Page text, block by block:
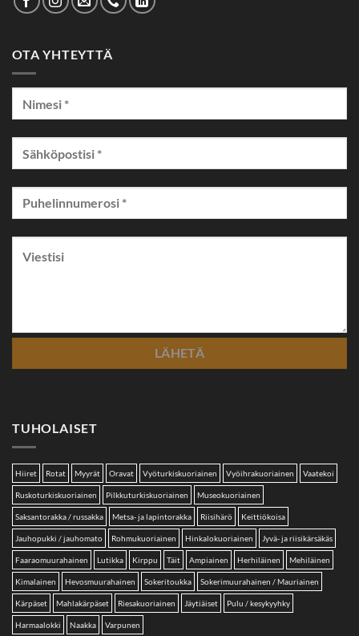
OTA YHTEYTTÄ
TUHOLAISET
Hiiret Rotat Myyrät Oravat Vyöturkiskuoriainen Vyöihrakuoriainen Vaatekoi
Ruskoturkiskuoriainen Pilkkuturkiskuoriainen Museokuoriainen
Saksantorakka / russakka Metsa- ja lapintorakka Riisihärö Keittiökoisa
Jauhopukki / jauhomato Rohmukuoriainen Hinkalokuoriainen Jyvä- ja riisikärsäkäs
Faaraomuurahainen Lutikka Kirppu Täit Ampiainen Herhiläinen Mehiläinen
Kimalainen Hevosmuurahainen Sokeritoukka Sokerimuurahainen / Mauriainen
Kärpäset Mahlakärpäset Riesakuoriainen Jäytiäiset Pulu / kesykyyhky
Harmaalokki Naakka Varpunen